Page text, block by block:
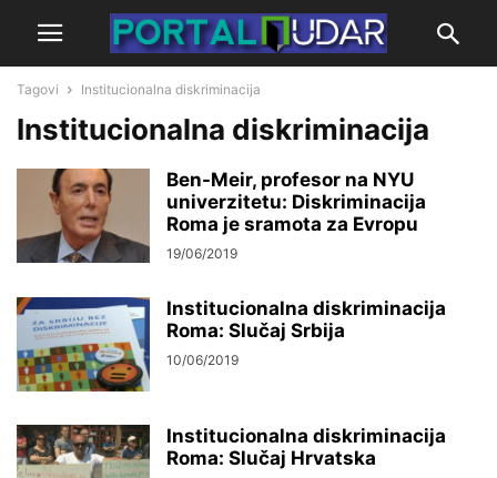
Tagovi Institucionalna diskriminacija
Institucionalna diskriminacija
Ben-Meir, profesor na NYU
univerzitetu: Diskriminacija
Roma je sramota za Evropu
19/06/2019
Institucionalna diskriminacija
Roma: Slučaj Srbija
10/06/2019
Institucionalna diskriminacija
Roma: Slučaj Hrvatska